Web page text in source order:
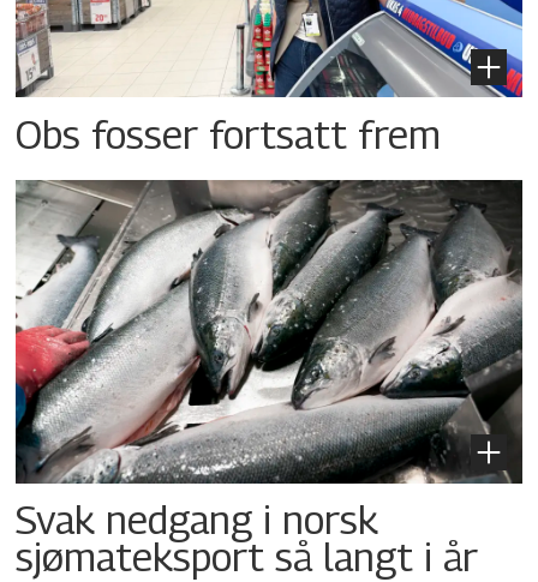
Obs fosser fortsatt frem
Svak nedgang i norsk
sjømateksport så langt i år